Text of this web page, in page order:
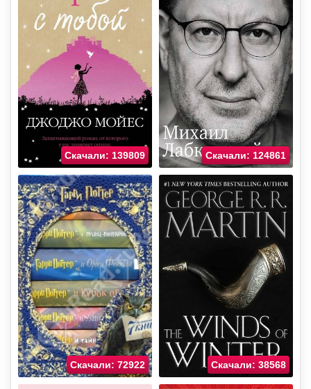
Скачали: 139809 Скачали: 124861
Скачали: 72922 Скачали: 38568